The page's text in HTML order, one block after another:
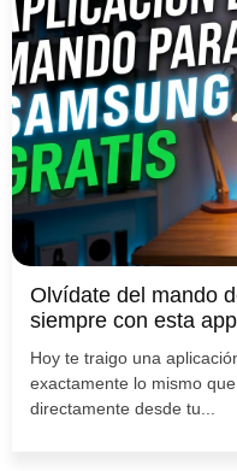
Olvídate del mando
siempre con esta
Hoy te traigo una
exactamente lo mismo
directamente desde tu...